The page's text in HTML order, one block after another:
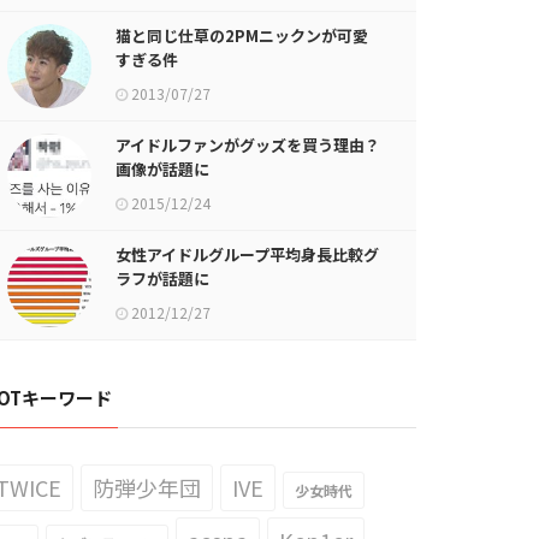
猫と同じ仕草の2PMニックンが可愛
すぎる件
2013/07/27
アイドルファンがグッズを買う理由？
画像が話題に
2015/12/24
女性アイドルグループ平均身長比較グ
ラフが話題に
2012/12/27
キーワード
防弾少年団 IVE 少女時代